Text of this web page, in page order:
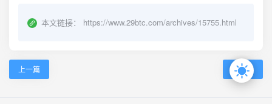
本文链接： https://www.29btc.com/archives/15755.html
上一篇 下一篇